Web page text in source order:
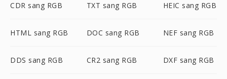
CDR sang RGB TXT sang RGB HEIC sang RGB
HTML sang RGB DOC sang RGB NEF sang RGB
DDS sang RGB CR2 sang RGB DXF sang RGB